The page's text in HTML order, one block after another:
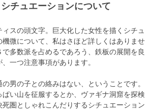
チュエーションについて
ィスの頭文字。巨大化した女性を描くシチュ
微について、私はさほど詳しくはありませ
多数派を占めるであろう、鉄板の展開を良
一つ注意事項があります。
男の子との絡みはない、ということです。
い山を征服するとか、ヴァギナ洞窟を探検
圏としゃれこんだりするシチュエーション